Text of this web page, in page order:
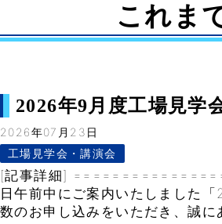
これま
2026年9月度工場見学
2026年07月23日
工場見学会・講演会
[記事詳細]
日午前中にご案内いたしました
数のお申し込みをいただき、誠